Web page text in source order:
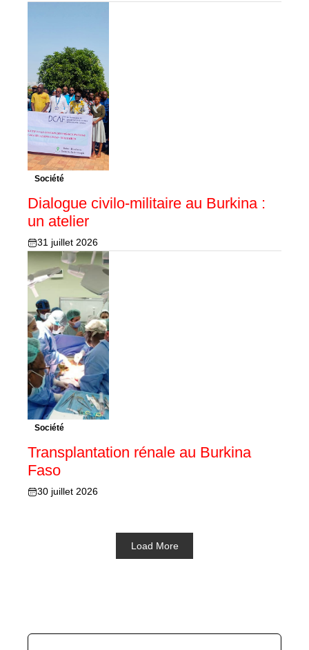
Société
Dialogue civilo-militaire au Burkina :
un atelier
31 juillet 2026
Société
Transplantation rénale au Burkina
Faso
30 juillet 2026
Load More